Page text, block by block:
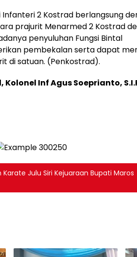
Infanteri 2 Kostrad berlangsung
prajurit Menarmed 2 Kostrad
penyuluhan Fungsi Bintal
pembekalan serta dapat
di satuan. (Penkostrad).
Kolonel Inf Agus Soeprianto,
Julu Siri Kejuaraan Bupati Maros